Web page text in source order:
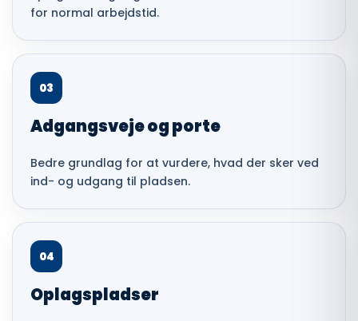
for normal arbejdstid.
03
Adgangsveje og porte
Bedre grundlag for at vurdere, hvad der sker ved
ind- og udgang til pladsen.
04
Oplagspladser